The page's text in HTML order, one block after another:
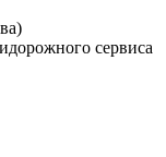
сервиса